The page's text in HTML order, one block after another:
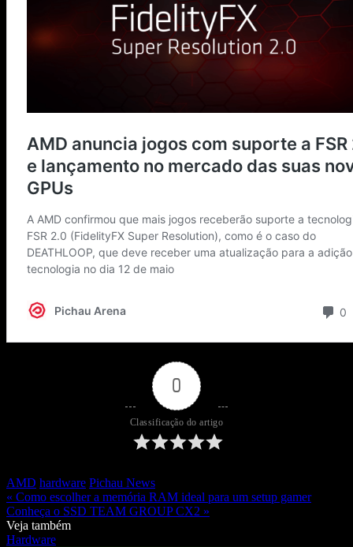
0
Classificação do artigo
AMD hardware Pichau News
« Como escolher a memória RAM ideal para um setup gamer
Conheça o SSD TEAM GROUP CX2 »
Veja também
Hardware